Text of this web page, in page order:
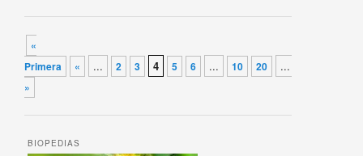
Navegador de artículos
«
Primera
« ... 2 3 4 5 6 ... 10 20 ...
»
BIOPEDIAS